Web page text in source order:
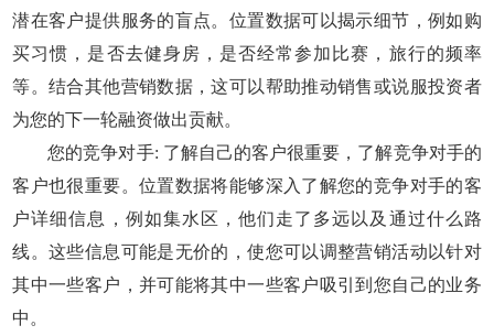
潜在客户提供服务的盲点。位置数据可以揭示细节，例如购
买习惯，是否去健身房，是否经常参加比赛，旅行的频率
等。结合其他营销数据，这可以帮助推动销售或说服投资者
为您的下一轮融资做出贡献。
您的竞争对手: 了解自己的客户很重要，了解竞争对手的
客户也很重要。位置数据将能够深入了解您的竞争对手的客
户详细信息，例如集水区，他们走了多远以及通过什么路
线。这些信息可能是无价的，使您可以调整营销活动以针对
其中一些客户，并可能将其中一些客户吸引到您自己的业务
中。